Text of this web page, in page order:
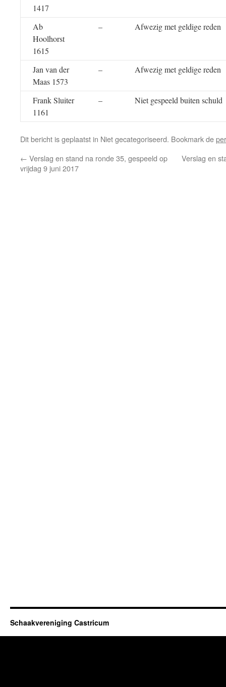
1417
Ab
Hoolhorst
1615
– Afwezig met geldige reden
Jan van der
Maas 1573
– Afwezig met geldige reden
Frank Sluiter
1161
– Niet gespeeld buiten schuld
Dit bericht is geplaatst in Niet gecategoriseerd. Bookmark de
← Verslag en stand na ronde 35, gespeeld op
vrijdag 9 juni 2017
Verslag en
Schaakvereniging Castricum